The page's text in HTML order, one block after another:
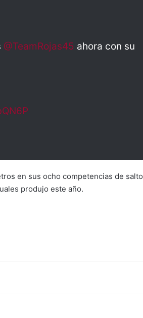
@TeamRojas45 ahora con su
en sus ocho competencias de salto
produjo este año.